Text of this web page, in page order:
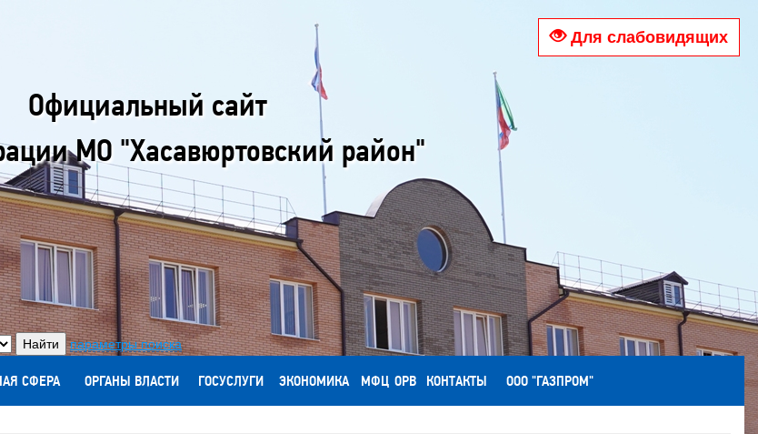
Для слабовидящих
Официальный сайт
МО "Хасавюртовский район"
параметры поиска
СФЕРА ОРГАНЫ ВЛАСТИ ГОСУСЛУГИ ЭКОНОМИКА МФЦ ОРВ КОНТАКТЫ ООО "ГАЗПРОМ"